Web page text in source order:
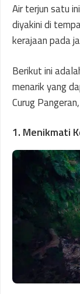
Air terjun satu
diyakini di
kerajaan pada
Berikut ini
menarik yang
Curug
1. Menikmati